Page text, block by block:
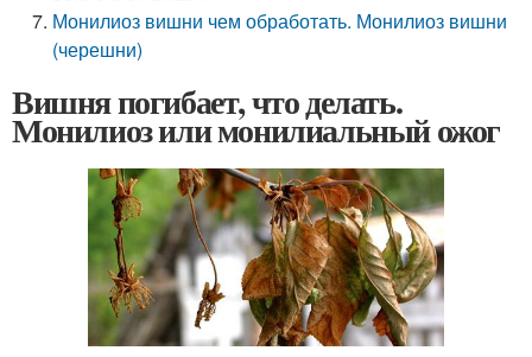
Монилиоз вишни чем обработать. Монилиоз вишни
(черешни)
Вишня погибает, что делать.
Монилиоз или монилиальный ожог